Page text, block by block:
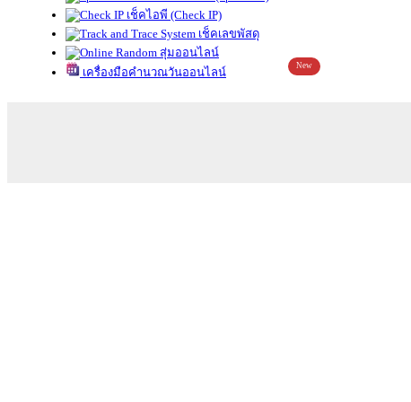
เช็คไอพี (Check IP)
เช็คเลขพัสดุ
สุ่มออนไลน์
เครื่องมือคำนวณวันออนไลน์
New